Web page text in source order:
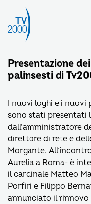
Presentazione
palinsesti di
I nuovi loghi e i nuovi
sono stati presentati
dall’amministratore
direttore di rete e
Morgante.
Aurelia a Roma- è
il cardinale Matteo
Porfiri e Filippo
annunciato il